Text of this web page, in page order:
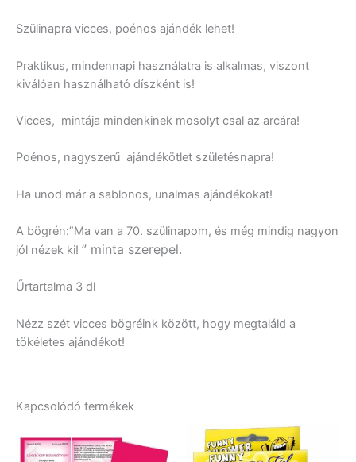
Szülinapra vicces, poénos ajándék lehet!
Praktikus, mindennapi használatra is alkalmas, viszont
kiválóan használható díszként is!
Vicces, mintája mindenkinek mosolyt csal az arcára!
Poénos, nagyszerű ajándékötlet születésnapra!
Ha unod már a sablonos, unalmas ajándékokat!
A bögrén:”Ma van a 70. szülinapom, és még mindig nagyon
jól nézek ki! ” minta szerepel.
Űrtartalma 3 dl
Nézz szét vicces bögréink között, hogy megtaláld a
tökéletes ajándékot!
Kapcsolódó termékek